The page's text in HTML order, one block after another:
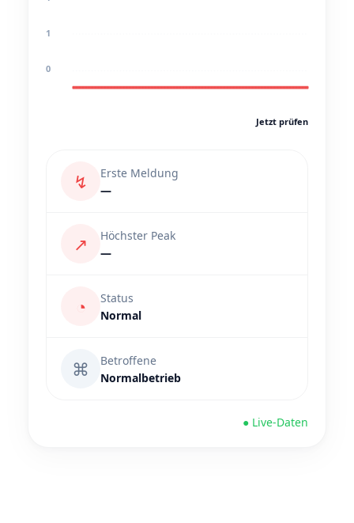
1
0
Jetzt prüfen
↯
Erste Meldung
—
↗
Höchster Peak
—
◔
Status
Normal
⌘
Betroffene
Normalbetrieb
● Live-Daten